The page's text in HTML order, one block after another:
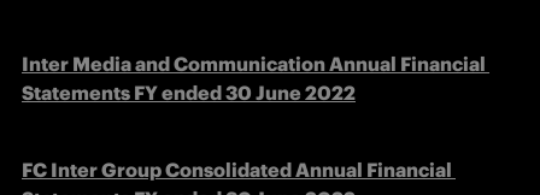
Inter Media and Communication Annual Financial
Statements FY ended 30 June 2022
FC Inter Group Consolidated Annual Financial